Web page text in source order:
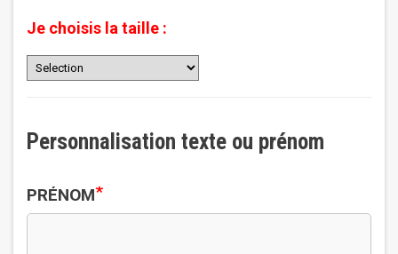
Je choisis la taille :
Personnalisation texte ou prénom
PRÉNOM*